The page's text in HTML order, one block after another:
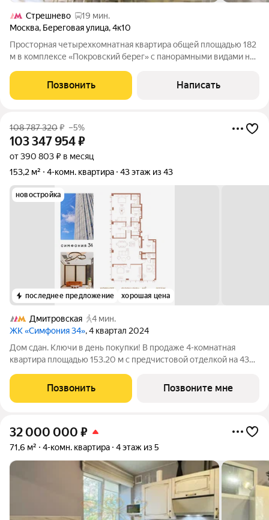
Стрешнево
19 мин.
Москва, Береговая улица,4к10
Просторная четырехкомнатная квартира общей площадью 182
м в комплексе «Покровский берег» c панорамными видами на
этаже. Выполнена дизайнерская отделка в классическом
стиле. Высокие потолки,
Позвонить Написать
108 787 320₽ –5%
103 347 954₽
от 390 803 ₽ в месяц
153,2 м²
4-комн. квартира 43 этаж из 43
новостройка
последнее предложение хорошая цена
Дмитровская
4 мин.
ЖК «Симфония 34», 4 квартал 2024
Дом сдан. Ключи в день покупки! В продаже 4-комнатная
квартира площадью 153.20 м с предчистовой отделкой на 43
концептуально новый жилой комплекс премиум-класса с
подземной парковкой, состоит
Позвонить Позвоните мне
32 000 000 ₽
71,6 м² 4-комн. квартира 4 этаж из 5